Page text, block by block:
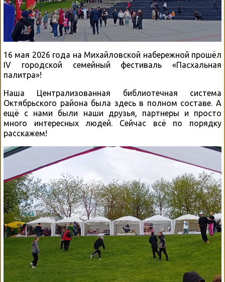
16 мая 2026 года на Михайловской набережной прошëл
IV городской семейный фестиваль «Пасхальная
палитра»!
Наша Централизованная библиотечная система
Октябрьского района была здесь в полном составе. А
ещë с нами были наши друзья, партнеры и просто
много интересных людей. Сейчас всë по порядку
расскажем!